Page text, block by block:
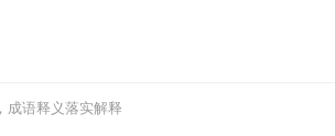
成语释义落实解释